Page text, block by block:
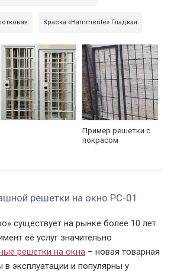
Краска «Hammerite» Гладкая
Пример решетки с
покрасом
решетки на окно РС-01
существует на рынке более 10 лет.
её услуг значительно
решетки на окна – новая товарная
эксплуатации и популярны у